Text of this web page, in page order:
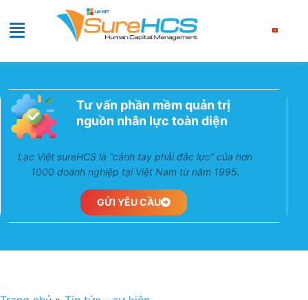
Tư vấn phần mềm quản trị
nguồn nhân lực toàn diện
Lạc Việt sureHCS là “cánh tay phải đắc lực” của hơn
1000 doanh nghiệp tại Việt Nam từ năm 1995.
GỬI YÊU CẦU